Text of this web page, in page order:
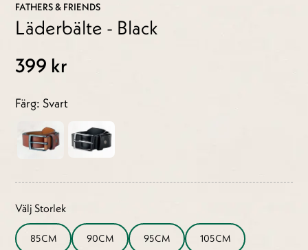
FATHERS & FRIENDS
Läderbälte - Black
399 kr
Färg: Svart
Välj Storlek
85CM 90CM 95CM 105CM